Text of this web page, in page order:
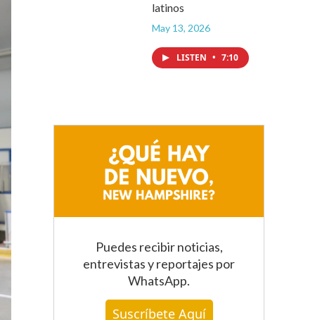
latinos
May 13, 2026
LISTEN • 7:10
Puedes recibir noticias,
entrevistas y reportajes por
WhatsApp.
Suscríbete Aquí